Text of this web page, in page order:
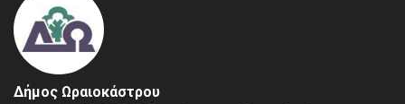
Δήμος Ωραιοκάστρου